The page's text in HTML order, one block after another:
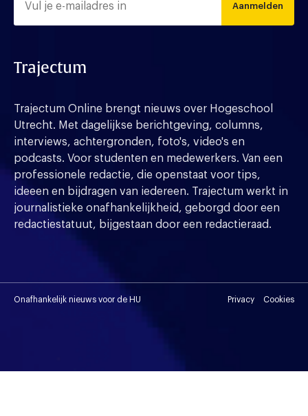
Aanmelden
Trajectum
Trajectum Online brengt nieuws over Hogeschool
Utrecht. Met dagelijkse berichtgeving, columns,
interviews, achtergronden, foto's, video's en
podcasts. Voor studenten en medewerkers. Van een
professionele redactie, die openstaat voor tips,
ideeen en bijdragen van iedereen. Trajectum werkt in
journalistieke onafhankelijkheid, geborgd door een
redactiestatuut, bijgestaan door een redactieraad.
Onafhankelijk nieuws voor de HU Privacy Cookies